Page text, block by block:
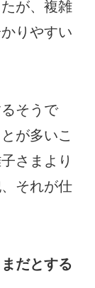
が、複雑
りやすい
そうで
が多いこ
さまより
それが仕
だとする